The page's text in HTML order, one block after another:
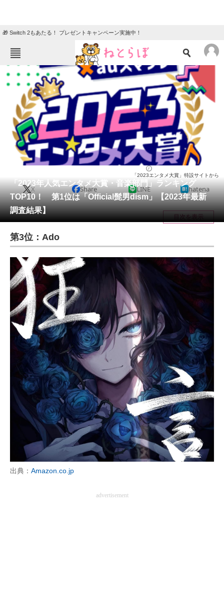
🎁 Switch 2もあたる！ プレゼントキャンペーン実施中！
ねとらぼメニュー
TOP
エンタメ クイズ
グルメ 地域
住まい 教育・育児
リサーチ
会員記事
メディア
注目記事を集めた総合ページ
ITの今と未来を見通す
スマホと通信の最新トレンド
進化するPCとデバイスの未来
好きが集まる 比べて選べる
ビジネスと働き方のヒント
AI活用のいまが分かる
企業ITのトレンドを詳説
経営リーダーのコミュニティ
マーケ×ITの今がよく分かる
ITエンジニア向け専門サイト
企業向けIT製品の総合サイト
「2023年人気エンタメ大賞・音楽部門」ランキング
TOP10！ 第1位は「Official髭男dism」【2023年最新
調査結果】
「2023エンタメ大賞」特設サイトから
X Share LINE hatena
目次を表示
第3位：Ado
出典： Amazon.co.jp
advertisement